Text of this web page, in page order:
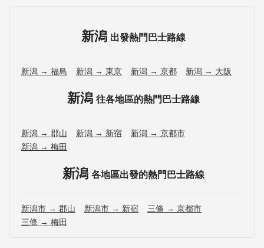
新潟 出發熱門巴士路線
新潟 → 福島 新潟 → 東京 新潟 → 京都 新潟 → 大阪
新潟 往各地區的熱門巴士路線
新潟 → 郡山 新潟 → 新宿
新潟 → 京都市
新潟 → 梅田
新潟 各地區出發的熱門巴士路線
新潟市 → 郡山 新潟市 → 新宿
三條 → 京都市
三條 → 梅田